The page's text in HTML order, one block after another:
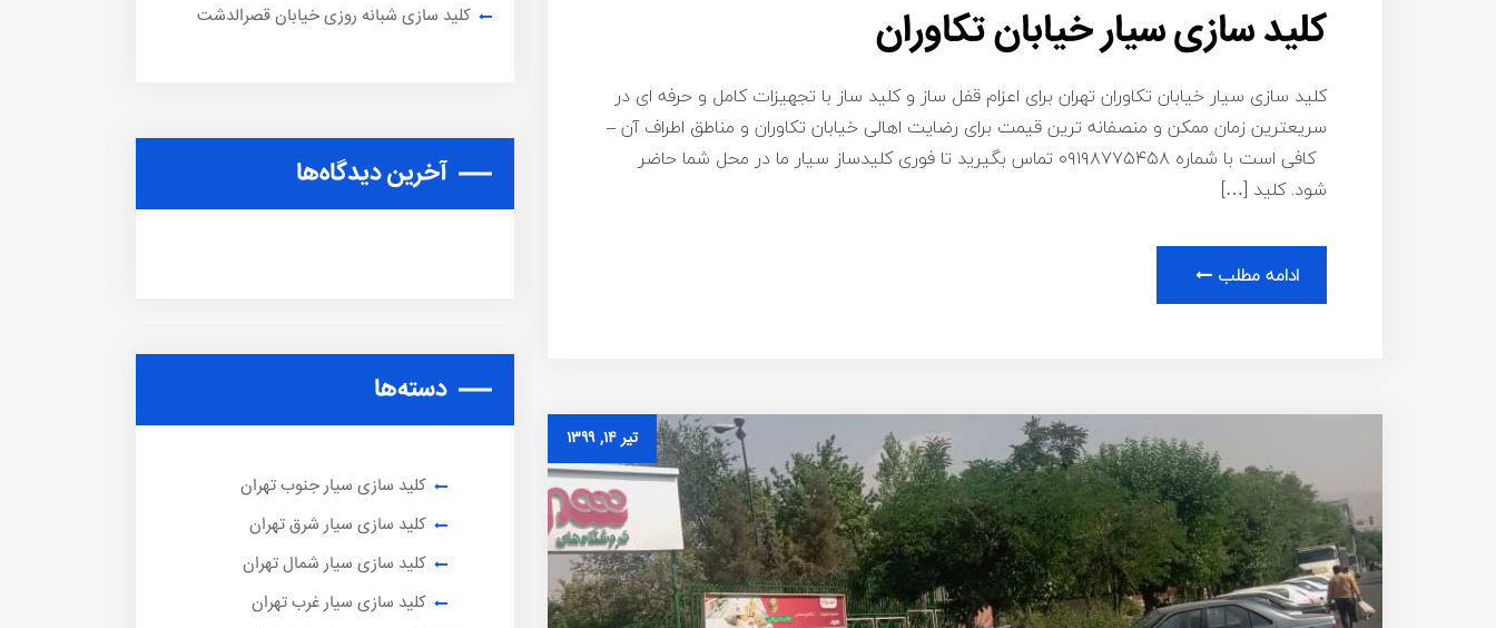
کلید سازی سیار خیابان تکاوران
کلید سازی سیار خیابان تکاوران تهران برای اعزام قفل ساز و کلید ساز با تجهیزات کامل و حرفه ای در
سریعترین زمان ممکن و منصفانه ترین قیمت برای رضایت اهالی خیابان تکاوران و مناطق اطراف آن –
کافی است با شماره ۰۹۱۹۸۷۷۵۴۵۸ تماس بگیرید تا فوری کلیدساز سیار ما در محل شما حاضر
شود. کلید […]
ادامه مطلب
تیر ۱۴, ۱۳۹۹
کلید سازی شبانه روزی خیابان قصرالدشت
آخرین دیدگاه‌ها
دسته‌ها
کلید سازی سیار جنوب تهران
کلید سازی سیار شرق تهران
کلید سازی سیار شمال تهران
کلید سازی سیار غرب تهران